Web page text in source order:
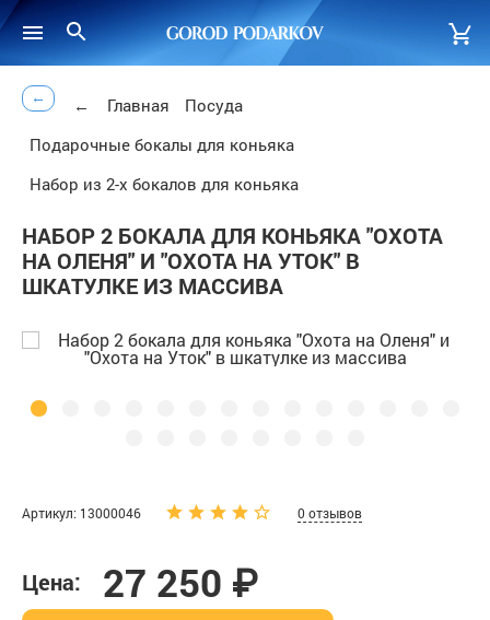
← ← Главная
Посуда
Подарочные бокалы для коньяка
Набор из 2-х бокалов для коньяка
НАБОР 2 БОКАЛА ДЛЯ КОНЬЯКА "ОХОТА
НА ОЛЕНЯ" И "ОХОТА НА УТОК" В
ШКАТУЛКЕ ИЗ МАССИВА
Артикул: 13000046 0 отзывов
Цена: 27 250 ₽